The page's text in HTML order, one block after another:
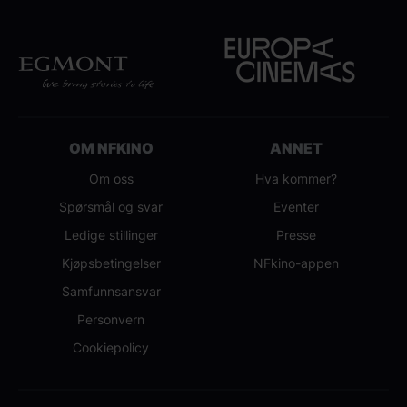
landet denne sommeren.
OM NFKINO
Om oss
Spørsmål og svar
Ledige stillinger
Kjøpsbetingelser
Samfunnsansvar
Personvern
Cookiepolicy
ANNET
Hva kommer?
Eventer
Presse
NFkino-appen